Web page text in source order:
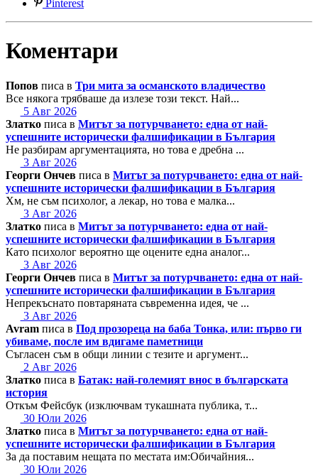
Pinterest
Коментари
Попов писа в Три мита за османското владичество
Все някога трябваше да излезе този текст. Най...
5 Авг 2026
Златко писа в Митът за потурчването: една от най-
успешните исторически фалшификации в България
Не разбирам аргументацията, но това е дребна ...
3 Авг 2026
Георги Ончев писа в Митът за потурчването: една от най-
успешните исторически фалшификации в България
Хм, не съм психолог, а лекар, но това е малка...
3 Авг 2026
Златко писа в Митът за потурчването: една от най-
успешните исторически фалшификации в България
Като психолог вероятно ще оцените една аналог...
3 Авг 2026
Георги Ончев писа в Митът за потурчването: една от най-
успешните исторически фалшификации в България
Непрекъснато повтаряната съвременна идея, че ...
3 Авг 2026
Avram писа в Под прозореца на баба Тонка, или: първо ги
убиваме, после им вдигаме паметници
Съгласен съм в общи линии с тезите и аргумент...
2 Авг 2026
Златко писа в Батак: най-големият внос в българската
история
Откъм Фейсбук (изключвам тукашната публика, т...
30 Юли 2026
Златко писа в Митът за потурчването: една от най-
успешните исторически фалшификации в България
За да поставим нещата по местата им:Обичайния...
30 Юли 2026